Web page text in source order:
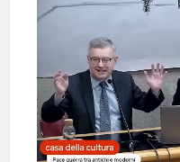
@A3youSaid: